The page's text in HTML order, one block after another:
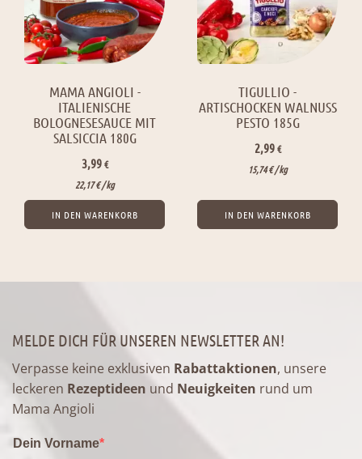
MAMA ANGIOLI -
ITALIENISCHE
BOLOGNESESAUCE MIT
SALSICCIA 180G
3,99€
22,17€/ kg
IN DEN WARENKORB
TIGULLIO -
ARTISCHOCKEN WALNUSS
PESTO 185G
2,99€
15,74€/ kg
IN DEN WARENKORB
MELDE DICH FÜR UNSEREN NEWSLETTER AN!
Verpasse keine exklusiven Rabattaktionen, unsere
leckeren Rezeptideen und Neuigkeiten rund um
Mama Angioli
Dein Vorname